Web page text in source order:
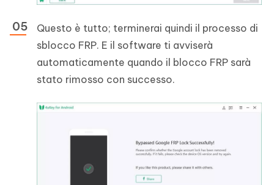
Questo è tutto; terminerai quindi il processo di
sblocco FRP. E il software ti avviserà
automaticamente quando il blocco FRP sarà
stato rimosso con successo.